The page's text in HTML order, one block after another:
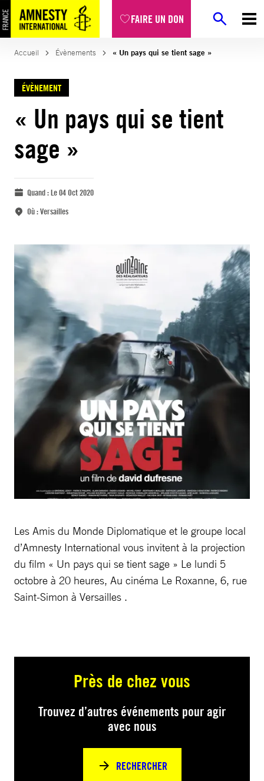
FAIRE UN DON
Accueil Évènements « Un pays qui se tient sage »
ÉVÈNEMENT
« Un pays qui se tient
sage »
Quand :Le 04 Oct 2020
Où :Versailles
Les Amis du Monde Diplomatique et le groupe local
d’Amnesty International vous invitent à la projection
du film « Un pays qui se tient sage » Le lundi 5
octobre à 20 heures, Au cinéma Le Roxanne, 6, rue
Saint-Simon à Versailles .
Près de chez vous
Trouvez d’autres événements pour agir
avec nous
RECHERCHER